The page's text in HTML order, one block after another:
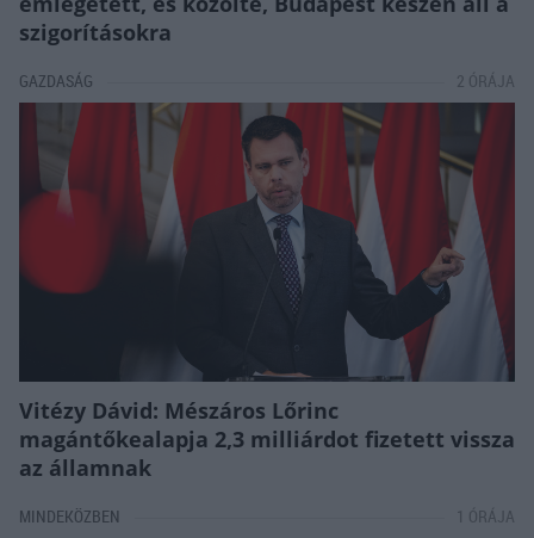
szigorításokra
GAZDASÁG
Vitézy Dávid: Mészáros Lőrinc
magántőkealapja 2,3 milliárdot fizetett vissza
az államnak
2 ÓRÁJA
MINDEKÖZBEN 1 ÓRÁJA